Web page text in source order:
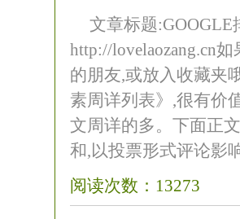
文章标题
http://lovelaozang.cn
的朋友,或放入收藏夹
素周详列表》,很有价
文周详的多。下面正
和,以投票形式评论影
阅读次数：13273